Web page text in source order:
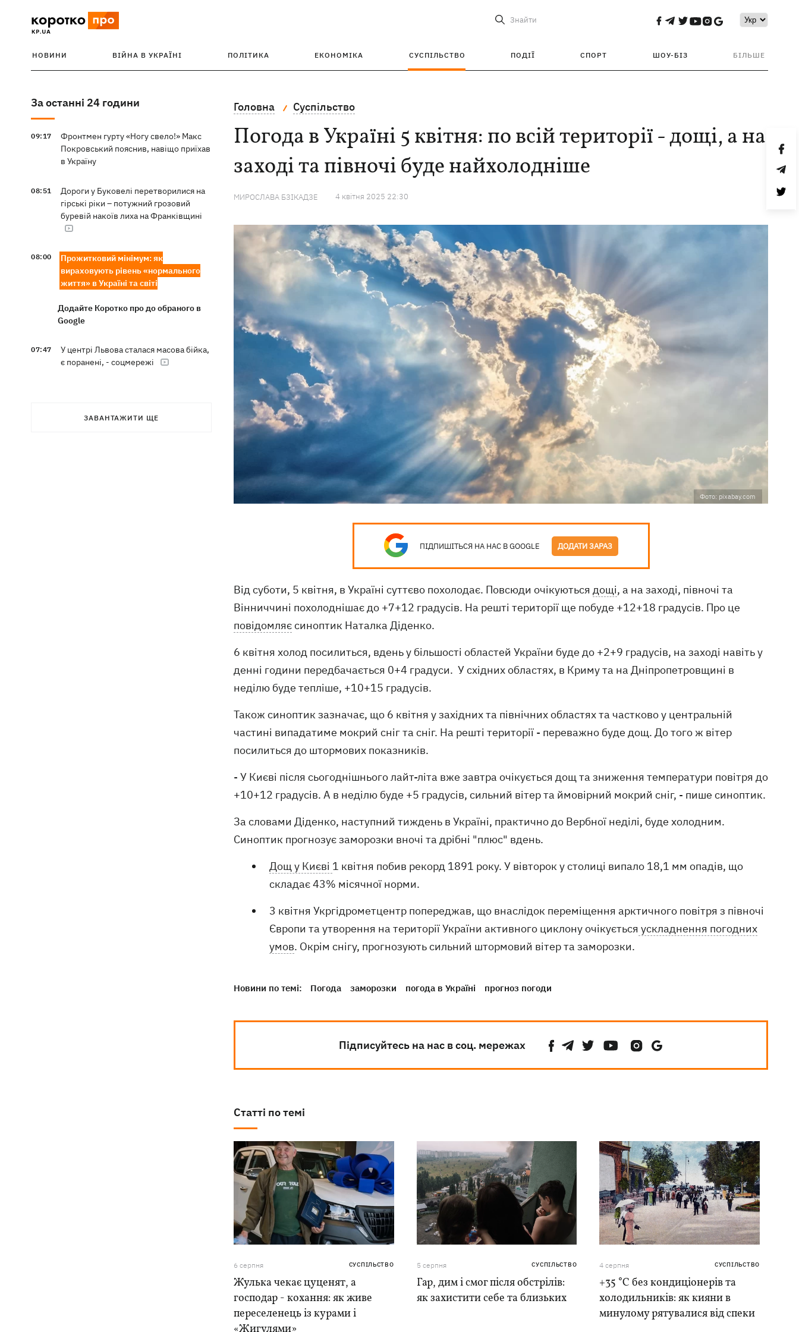
Знайти
НОВИНИ ВІЙНА В УКРАЇНІ ПОЛІТИКА ЕКОНОМІКА СУСПІЛЬСТВО ПОДІЇ СПОРТ ШОУ-БІЗ БІЛЬШЕ
За останні 24 години
09:17
Фронтмен гурту «Ногу свело!» Макс
Покровський пояснив, навіщо приїхав
в Україну
08:51
Дороги у Буковелі перетворилися на
гірські ріки – потужний грозовий
буревій накоїв лиха на Франківщині
08:00
Прожитковий мінімум: як
вираховують рівень «нормального
життя» в Україні та світі
Додайте Коротко про до обраного в
Google
07:47
У центрі Львова сталася масова бійка,
є поранені, - соцмережі
дитинаЗАВАНТАЖИТИ ЩЕ
Головна Суспільство
Погода в Україні 5 квітня: по всій території - дощі, а на
заході та півночі буде найхолодніше
МИРОСЛАВА БЗІКАДЗЕ 4 квiтня 2025 22:30
Фото: pixabay.com
ПІДПИШІТЬСЯ НА НАС В GOOGLE ДОДАТИ ЗАРАЗ
Від суботи, 5 квітня, в Україні суттєво похолодає. Повсюди очікуються дощі, а на заході, півночі та
Вінниччині похолоднішає до +7+12 градусів. На решті території ще побуде +12+18 градусів. Про це
повідомляєсиноптик Наталка Діденко.
6 квітня холод посилиться, вдень у більшості областей України буде до +2+9 градусів, на заході навіть у
денні години передбачається 0+4 градуси. У східних областях, в Криму та на Дніпропетровщині в
неділю буде тепліше, +10+15 градусів.
Також синоптик зазначає, що 6 квітня у західних та північних областях та частково у центральній
частині випадатиме мокрий сніг та сніг. На решті території - переважно буде дощ. До того ж вітер
посилиться до штормових показників.
- У Києві після сьогоднішнього лайт-літа вже завтра очікується дощ та зниження температури повітря до
+10+12 градусів. А в неділю буде +5 градусів, сильний вітер та ймовірний мокрий сніг, - пише синоптик.
За словами Діденко, наступний тиждень в Україні, практично до Вербної неділі, буде холодним.
Синоптик прогнозує заморозки вночі та дрібні "плюс" вдень.
Дощ у Києві 1 квітня побив рекорд 1891 року. У вівторок у столиці випало 18,1 мм опадів, що
складає 43% місячної норми.
3 квітня Укргідрометцентр попереджав, що внаслідок переміщення арктичного повітря з півночі
Європи та утворення на території України активного циклону очікується ускладнення погодних
умов. Окрім снігу, прогнозують сильний штормовий вітер та заморозки.
Новини по темі: Погода заморозки погода в Україні прогноз погоди
Підписуйтесь на нас в соц. мережах
Статті по темі
6 серпня СУСПІЛЬСТВО
Жулька чекає цуценят, а
господар - кохання: як живе
переселенець із курами і
5 серпня СУСПІЛЬСТВО
Гар, дим і смог після обстрілів:
як захистити себе та близьких
4 серпня СУСПІЛЬСТВО
+35 °C без кондиціонерів та
холодильників: як кияни в
минулому рятувалися від спеки